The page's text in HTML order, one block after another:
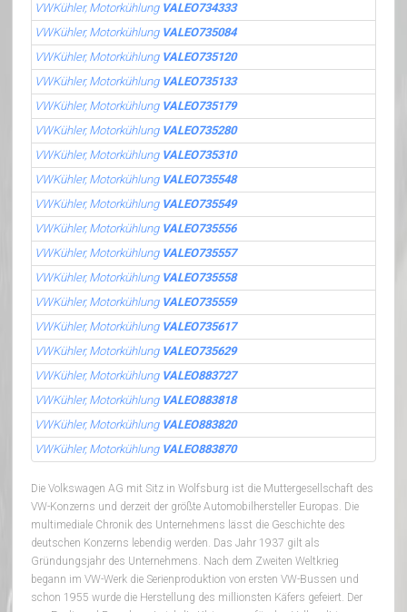
VWKühler, Motorkühlung VALEO734333
VWKühler, Motorkühlung VALEO735084
VWKühler, Motorkühlung VALEO735120
VWKühler, Motorkühlung VALEO735133
VWKühler, Motorkühlung VALEO735179
VWKühler, Motorkühlung VALEO735280
VWKühler, Motorkühlung VALEO735310
VWKühler, Motorkühlung VALEO735548
VWKühler, Motorkühlung VALEO735549
VWKühler, Motorkühlung VALEO735556
VWKühler, Motorkühlung VALEO735557
VWKühler, Motorkühlung VALEO735558
VWKühler, Motorkühlung VALEO735559
VWKühler, Motorkühlung VALEO735617
VWKühler, Motorkühlung VALEO735629
VWKühler, Motorkühlung VALEO883727
VWKühler, Motorkühlung VALEO883818
VWKühler, Motorkühlung VALEO883820
VWKühler, Motorkühlung VALEO883870
Die Volkswagen AG mit Sitz in Wolfsburg ist die Muttergesellschaft des
VW-Konzerns und derzeit der größte Automobilhersteller Europas. Die
multimediale Chronik des Unternehmens lässt die Geschichte des
deutschen Konzerns lebendig werden. Das Jahr 1937 gilt als
Gründungsjahr des Unternehmens. Nach dem Zweiten Weltkrieg
begann im VW-Werk die Serienproduktion von ersten VW-Bussen und
schon 1955 wurde die Herstellung des millionsten Käfers gefeiert. Der